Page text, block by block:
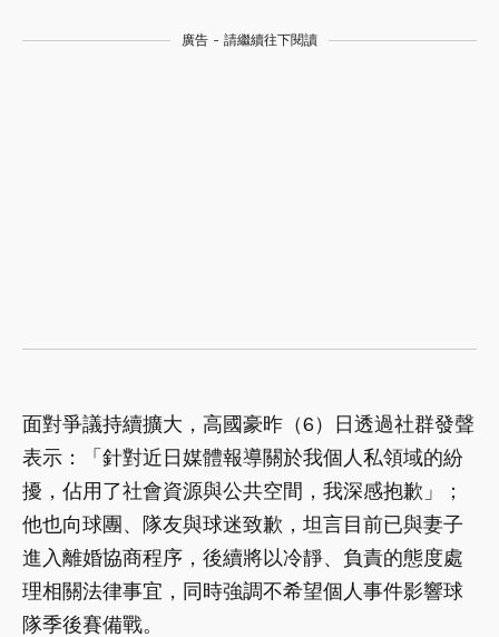
廣告 - 請繼續往下閱讀
面對爭議持續擴大，高國豪昨（6）日透過社群發聲
表示：「針對近日媒體報導關於我個人私領域的紛
擾，佔用了社會資源與公共空間，我深感抱歉」；
他也向球團、隊友與球迷致歉，坦言目前已與妻子
進入離婚協商程序，後續將以冷靜、負責的態度處
理相關法律事宜，同時強調不希望個人事件影響球
隊季後賽備戰。